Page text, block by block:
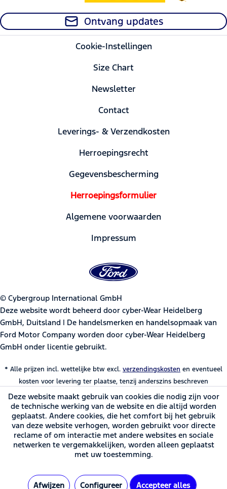
Ontvang updates
Cookie-Instellingen
Size Chart
Newsletter
Contact
Leverings- & Verzendkosten
Herroepingsrecht
Gegevensbescherming
Herroepingsformulier
Algemene voorwaarden
Impressum
© Cybergroup International GmbH
Deze website wordt beheerd door cyber-Wear Heidelberg
GmbH, Duitsland | De handelsmerken en handelsopmaak van
Ford Motor Company worden door cyber-Wear Heidelberg
GmbH onder licentie gebruikt.
* Alle prijzen incl. wettelijke btw excl. verzendingskosten en eventueel
kosten voor levering ter plaatse, tenzij anderszins beschreven
Deze website maakt gebruik van cookies die nodig zijn voor
de technische werking van de website en die altijd worden
geplaatst. Andere cookies, die het comfort bij het gebruik
van deze website verhogen, worden gebruikt voor directe
reclame of om interactie met andere websites en sociale
netwerken te vergemakkelijken, worden alleen geplaatst
met uw toestemming.
Afwijzen Configureer Accepteer alles